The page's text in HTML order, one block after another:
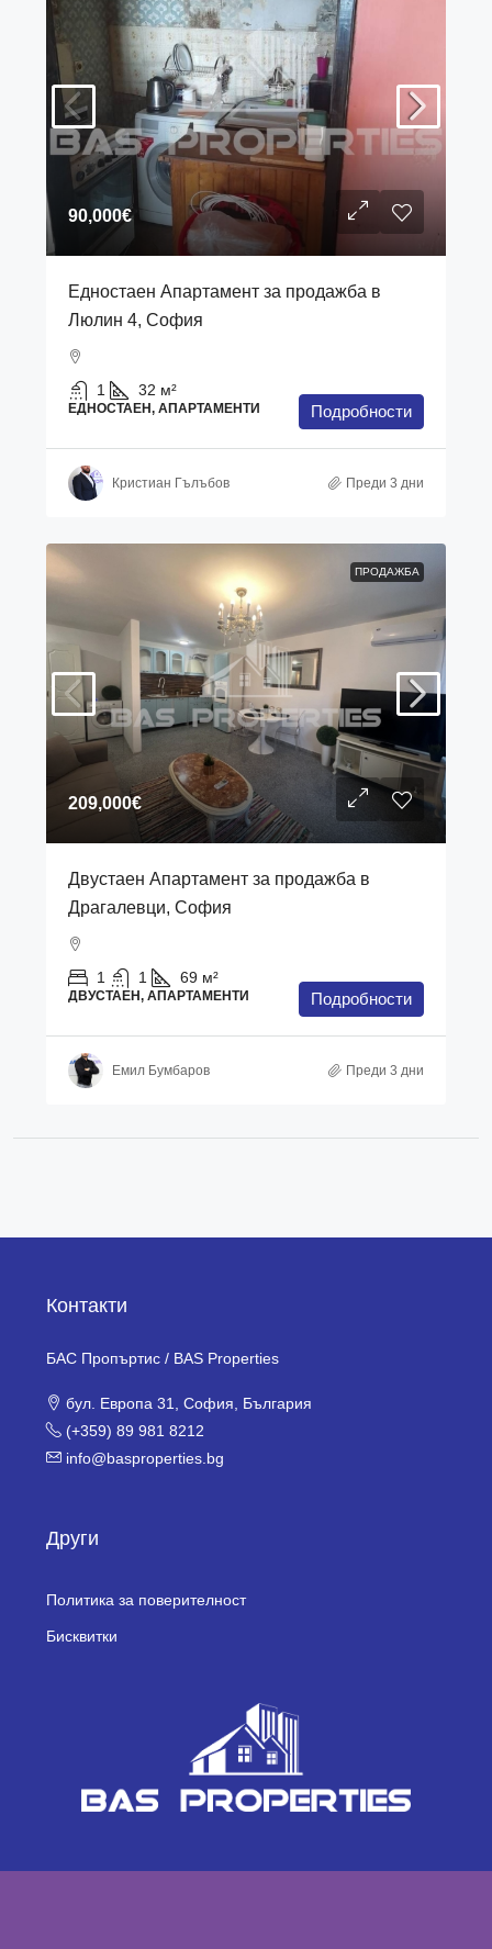
90,000€
Едностаен Апартамент за продажба в
Люлин 4, София
1 32 м²
ЕДНОСТАЕН, АПАРТАМЕНТИ Подробности
Кристиан Гълъбов Преди 3 дни
ПРОДАЖБА
209,000€
Двустаен Апартамент за продажба в
Драгалевци, София
1 1 69 м²
ДВУСТАЕН, АПАРТАМЕНТИ Подробности
Емил Бумбаров Преди 3 дни
Контакти
БАС Пропъртис / BAS Properties
бул. Европа 31, София, България
(+359) 89 981 8212
info@basproperties.bg
Други
Политика за поверителност
Бисквитки